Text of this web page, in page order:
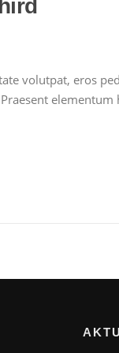
volutpat, eros